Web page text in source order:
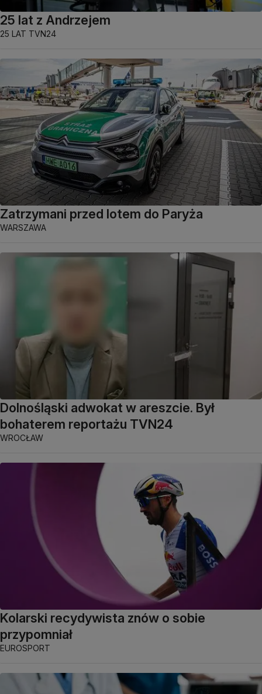
25 lat z Andrzejem
25 LAT TVN24
Zatrzymani przed lotem do Paryża
WARSZAWA
Dolnośląski adwokat w areszcie. Był
bohaterem reportażu TVN24
WROCŁAW
Kolarski recydywista znów o sobie
przypomniał
EUROSPORT